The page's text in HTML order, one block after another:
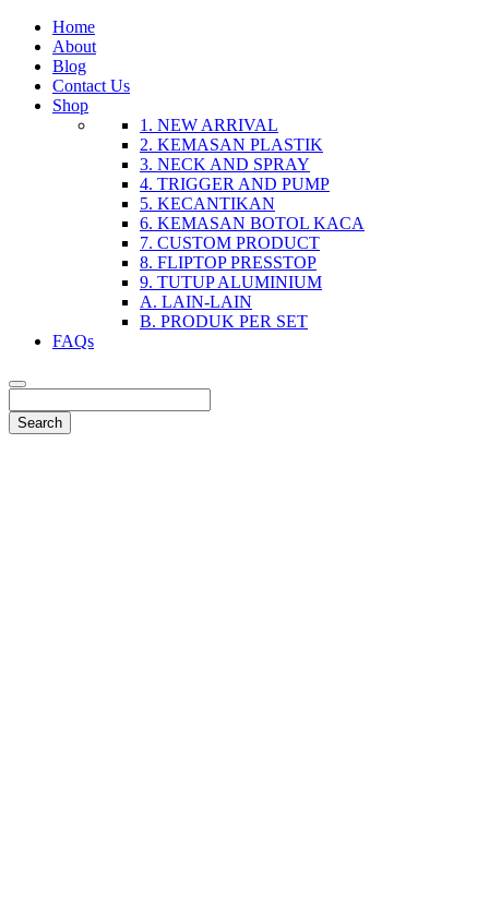
Home
About
Blog
Contact Us
Shop
1. NEW ARRIVAL
2. KEMASAN PLASTIK
3. NECK AND SPRAY
4. TRIGGER AND PUMP
5. KECANTIKAN
6. KEMASAN BOTOL KACA
7. CUSTOM PRODUCT
8. FLIPTOP PRESSTOP
9. TUTUP ALUMINIUM
A. LAIN-LAIN
B. PRODUK PER SET
FAQs